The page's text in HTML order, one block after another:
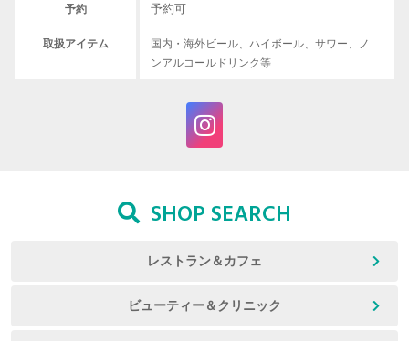
予約 予約可
取扱アイテム
国内・海外ビール、ハイボール、サワー、ノ
ンアルコールドリンク等
SHOP SEARCH
レストラン＆カフェ
ビューティー＆クリニック